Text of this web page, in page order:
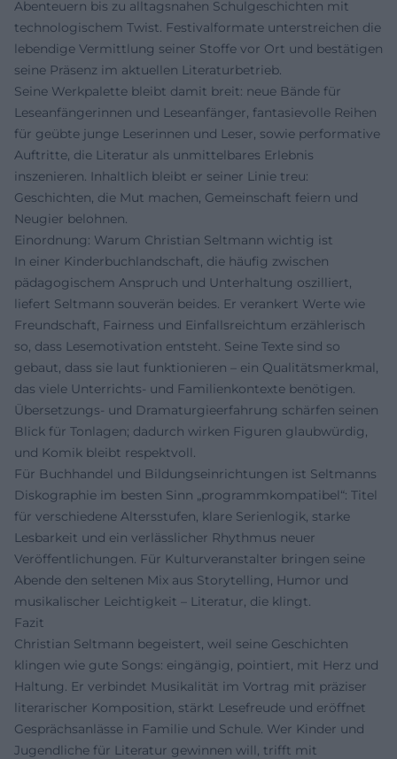
Abenteuern bis zu alltagsnahen Schulgeschichten mit
technologischem Twist. Festivalformate unterstreichen die
lebendige Vermittlung seiner Stoffe vor Ort und bestätigen
seine Präsenz im aktuellen Literaturbetrieb.
Seine Werkpalette bleibt damit breit: neue Bände für
Leseanfängerinnen und Leseanfänger, fantasievolle Reihen
für geübte junge Leserinnen und Leser, sowie performative
Auftritte, die Literatur als unmittelbares Erlebnis
inszenieren. Inhaltlich bleibt er seiner Linie treu:
Geschichten, die Mut machen, Gemeinschaft feiern und
Neugier belohnen.
Einordnung: Warum Christian Seltmann wichtig ist
In einer Kinderbuchlandschaft, die häufig zwischen
pädagogischem Anspruch und Unterhaltung oszilliert,
liefert Seltmann souverän beides. Er verankert Werte wie
Freundschaft, Fairness und Einfallsreichtum erzählerisch
so, dass Lesemotivation entsteht. Seine Texte sind so
gebaut, dass sie laut funktionieren – ein Qualitätsmerkmal,
das viele Unterrichts- und Familienkontexte benötigen.
Übersetzungs- und Dramaturgieerfahrung schärfen seinen
Blick für Tonlagen; dadurch wirken Figuren glaubwürdig,
und Komik bleibt respektvoll.
Für Buchhandel und Bildungseinrichtungen ist Seltmanns
Diskographie im besten Sinn „programmkompatibel“: Titel
für verschiedene Altersstufen, klare Serienlogik, starke
Lesbarkeit und ein verlässlicher Rhythmus neuer
Veröffentlichungen. Für Kulturveranstalter bringen seine
Abende den seltenen Mix aus Storytelling, Humor und
musikalischer Leichtigkeit – Literatur, die klingt.
Fazit
Christian Seltmann begeistert, weil seine Geschichten
klingen wie gute Songs: eingängig, pointiert, mit Herz und
Haltung. Er verbindet Musikalität im Vortrag mit präziser
literarischer Komposition, stärkt Lesefreude und eröffnet
Gesprächsanlässe in Familie und Schule. Wer Kinder und
Jugendliche für Literatur gewinnen will, trifft mit